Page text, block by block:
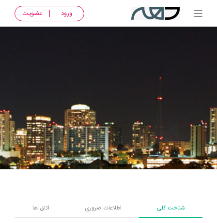
ورود عضویت
شناخت کلی اطلاعات ضروری اتاق ها